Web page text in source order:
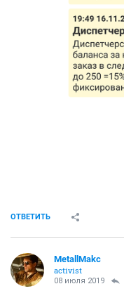
ОТВЕТИТЬ
MetallMakc
activist
08 июля 2019